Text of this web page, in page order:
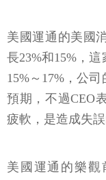
美國運通的美國
長23%和15%，
15%～17%，公
預期，不過CEO
疲軟，是造成失誤
美國運通的樂觀